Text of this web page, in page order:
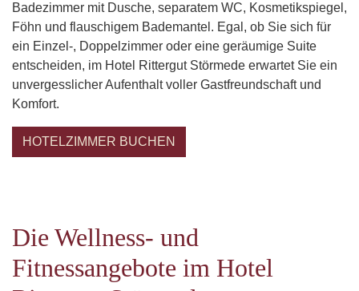
Badezimmer mit Dusche, separatem WC, Kosmetikspiegel,
Föhn und flauschigem Bademantel. Egal, ob Sie sich für
ein Einzel-, Doppelzimmer oder eine geräumige Suite
entscheiden, im Hotel Rittergut Störmede erwartet Sie ein
unvergesslicher Aufenthalt voller Gastfreundschaft und
Komfort.
HOTELZIMMER BUCHEN
Die Wellness- und
Fitnessangebote im Hotel